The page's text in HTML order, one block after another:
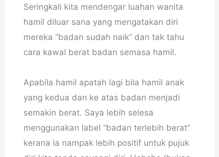
Seringkali kita mendengar luahan wanita
hamil diluar sana yang mengatakan diri
mereka “badan sudah naik” dan tak tahu
cara kawal berat badan semasa hamil.
Apabila hamil apatah lagi bila hamil anak
yang kedua dan ke atas badan menjadi
semakin berat. Saya lebih selesa
menggunakan label “badan terlebih berat”
kerana ia nampak lebih positif untuk pujuk